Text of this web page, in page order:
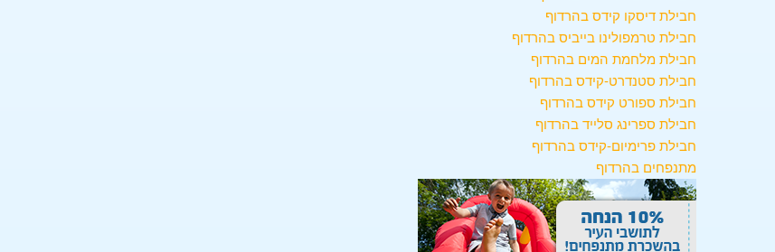
חבילת דיסקו קידס בהרדוף
חבילת טרמפולינו בייביס בהרדוף
חבילת מלחמת המים בהרדוף
חבילת סטנדרט-קידס בהרדוף
חבילת ספורט קידס בהרדוף
חבילת ספרינג סלייד בהרדוף
חבילת פרימיום-קידס בהרדוף
מתנפחים בהרדוף